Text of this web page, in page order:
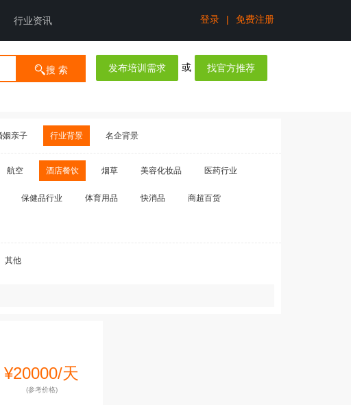
行业资讯 登录 | 免费注册
搜 索
发布培训需求 或 找官方推荐
姻亲子 行业背景 名企背景
航空 酒店餐饮 烟草 美容化妆品 医药行业
保健品行业 体育用品 快消品 商超百货
其他
¥20000/天
(参考价格)